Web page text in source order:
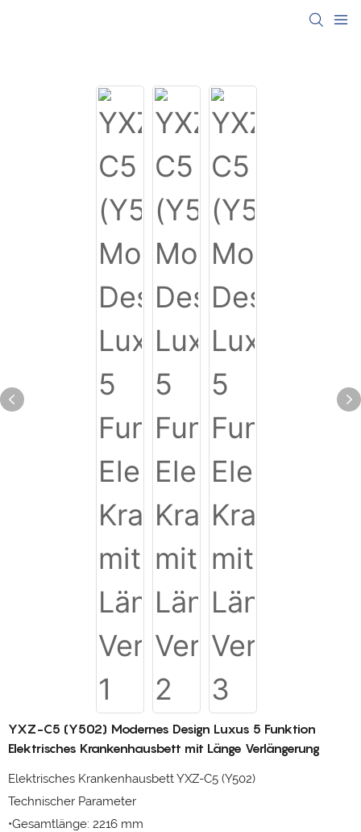
YXZ-C5 (Y502) Modernes Design Luxus 5 Funktion
Elektrisches Krankenhausbett mit Länge Verlängerung
Elektrisches Krankenhausbett YXZ-C5 (Y502)
Technischer Parameter
•Gesamtlänge: 2216 mm